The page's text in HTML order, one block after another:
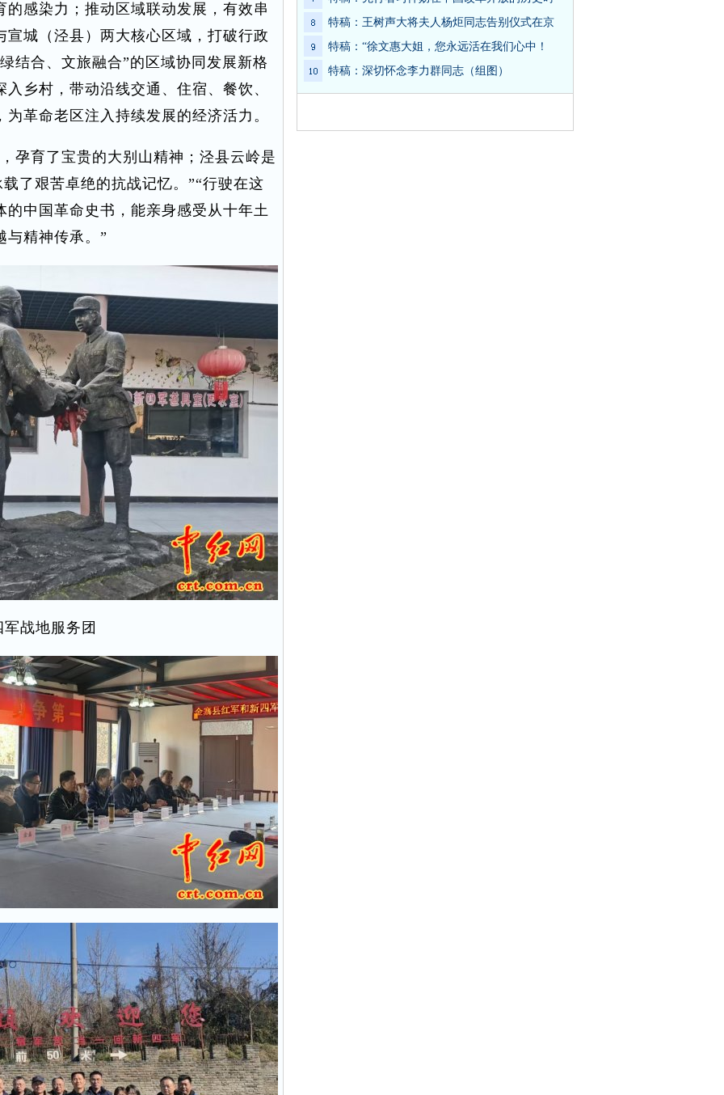
感染力；推动区域联动发展，有效串
城（泾县）两大核心区域，打破行政
结合、文旅融合”的区域协同发展新格
乡村，带动沿线交通、住宿、餐饮、
革命老区注入持续发展的经济活力。
育了宝贵的大别山精神；泾县云岭是
了艰苦卓绝的抗战记忆。”“行驶在这
中国革命史书，能亲身感受从十年土
与精神传承。”
军战地服务团
特稿：王树声大将夫人杨炬同志告别仪式在京
特稿：“徐文惠大姐，您永远活在我们心中！
特稿：深切怀念李力群同志（组图）